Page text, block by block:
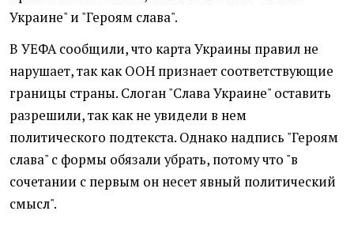
Украине" и "Героям слава".
В УЕФА сообщили, что карта Украины правил не
нарушает, так как ООН признает соответствующие
границы страны. Слоган "Слава Украине" оставить
разрешили, так как не увидели в нем
политического подтекста. Однако надпись "Героям
слава" с формы обязали убрать, потому что "в
сочетании с первым он несет явный политический
смысл".